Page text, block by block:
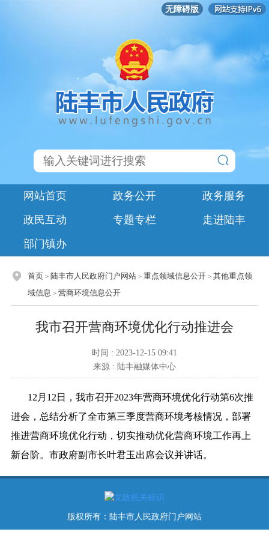
无障碍版
网站首页 政务公开
政务服务
政民互动
专题专栏
走进陆丰
部门镇办
首页 > 陆丰市人民政府门户网站 >重点领域信息公开 >其他重点领
域信息 >营商环境信息公开
我市召开营商环境优化行动推进会
时间 : 2023-12-15 09:41
来源 : 陆丰融媒体中心
12月12日，我市召开2023年营商环境优化行动第6次推
进会，总结分析了全市第三季度营商环境考核情况，部署
推进营商环境优化行动，切实推动优化营商环境工作再上
新台阶。市政府副市长叶君玉出席会议并讲话。
版权所有：陆丰市人民政府门户网站